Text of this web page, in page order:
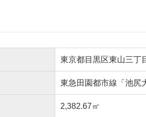
東京都目黒区東山三丁
東急田園都市線「池尻
2,382.67㎡